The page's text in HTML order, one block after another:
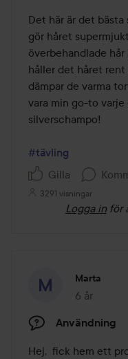
av
5
Det här är det
gör håret
överbehandlade
håller det håret rent
dämpar de varma
vara min go-to
silverschampo!
#tävling
Gilla
3291 visningar
Logga in för
Marta
6 år
Inlägget
Användning
Hej,  fick hem ett